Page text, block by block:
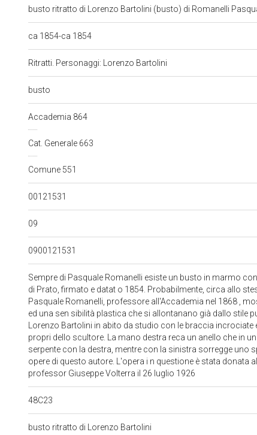
busto ritratto di Lorenzo Bartolini (busto) di Romanelli
ca 1854-ca 1854
Ritratti. Personaggi: Lorenzo Bartolini
busto
Accademia 864
Cat. Generale 663
Comune 551
00121531
09
0900121531
Sempre di Pasquale Romanelli esiste un busto in marmo
di Prato, firmato e datat o 1854. Probabilmente, circa allo
Pasquale Romanelli, professore all'Accademia nel 1868 ,
ed una sen sibilità plastica che si allontanano già dallo
Lorenzo Bartolini in abito da studio con le braccia
propri dello scultore. La mano destra reca un anello che in
serpente con la destra, mentre con la sinistra sorregge
opere di questo autore. L'opera i n questione è stata donata
professor Giuseppe Volterra il 26 luglio 1926
48C23
busto ritratto di Lorenzo Bartolini